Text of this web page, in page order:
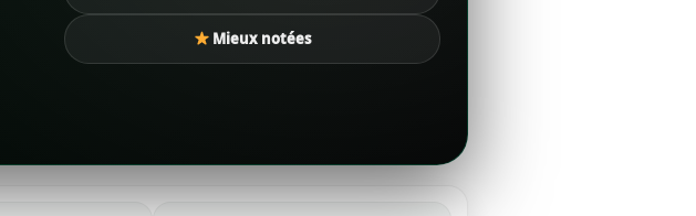
Mieux notées